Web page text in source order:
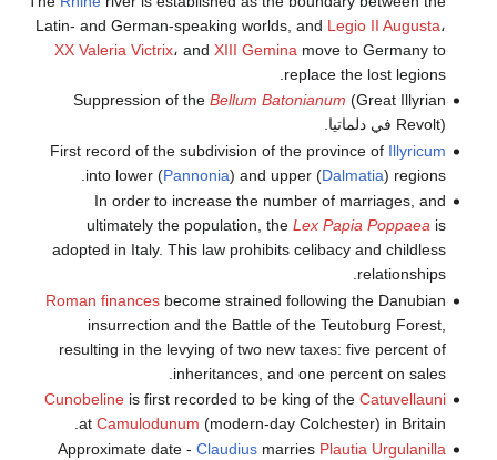
Latin- and German-speaking worlds, and Legio II Augusta،
XX Valeria Victrix، and XIII Gemina move to Germany to
replace the lost legions.
Suppression of the Bellum Batonianum (Great Illyrian
Revolt) في دلماتيا.
First record of the subdivision of the province of Illyricum
into lower (Pannonia) and upper (Dalmatia) regions.
In order to increase the number of marriages, and
ultimately the population, the Lex Papia Poppaea is
adopted in Italy. This law prohibits celibacy and childless
relationships.
Roman financesbecome strained following the Danubian
insurrection and the Battle of the Teutoburg Forest,
resulting in the levying of two new taxes: five percent of
inheritances, and one percent on sales.
Cunobelineis first recorded to be king of the Catuvellauni
at Camulodunum (modern-day Colchester) in Britain.
Approximate date - Claudiusmarries Plautia Urgulanilla